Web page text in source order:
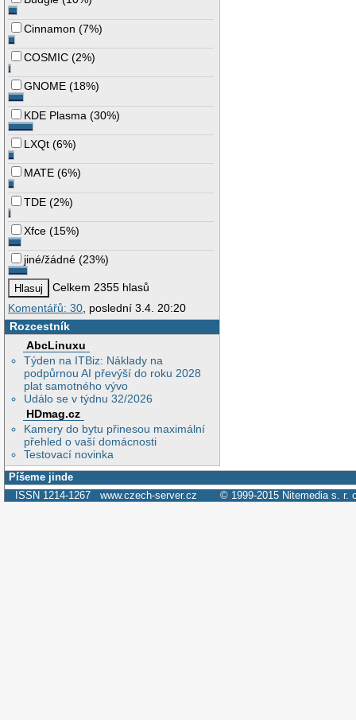
Cinnamon (7%)
COSMIC (2%)
GNOME (18%)
KDE Plasma (30%)
LXQt (6%)
MATE (6%)
TDE (2%)
Xfce (15%)
jiné/žádné (23%)
Celkem 2355 hlasů
Komentářů: 30 , poslední 3.4. 20:20
Rozcestník
AbcLinuxu
Týden na ITBiz: Náklady na
podpůrnou AI převýší do roku 2028
plat samotného vývo
Událo se v týdnu 32/2026
HDmag.cz
Kamery do bytu přinesou maximální
přehled o vaší domácnosti
Testovací novinka
Píšeme jinde
ISSN 1214-1267 www.czech-server.cz © 1999-2015 Nitemedia s. r.